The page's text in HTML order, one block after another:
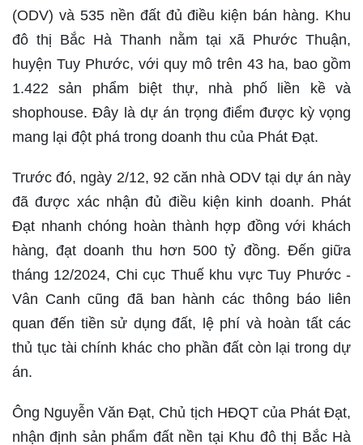
(ODV) và 535 nền đất đủ điều kiện bán hàng. Khu
đô thị Bắc Hà Thanh nằm tại xã Phước Thuận,
huyện Tuy Phước, với quy mô trên 43 ha, bao gồm
1.422 sản phẩm biệt thự, nhà phố liền kề và
shophouse. Đây là dự án trọng điểm được kỳ vọng
mang lại đột phá trong doanh thu của Phát Đạt.
Trước đó, ngày 2/12, 92 căn nhà ODV tại dự án này
đã được xác nhận đủ điều kiện kinh doanh. Phát
Đạt nhanh chóng hoàn thành hợp đồng với khách
hàng, đạt doanh thu hơn 500 tỷ đồng. Đến giữa
tháng 12/2024, Chi cục Thuế khu vực Tuy Phước -
Vân Canh cũng đã ban hành các thông báo liên
quan đến tiền sử dụng đất, lệ phí và hoàn tất các
thủ tục tài chính khác cho phần đất còn lại trong dự
án.
Ông Nguyễn Văn Đạt, Chủ tịch HĐQT của Phát Đạt,
nhận định sản phẩm đất nền tại Khu đô thị Bắc Hà